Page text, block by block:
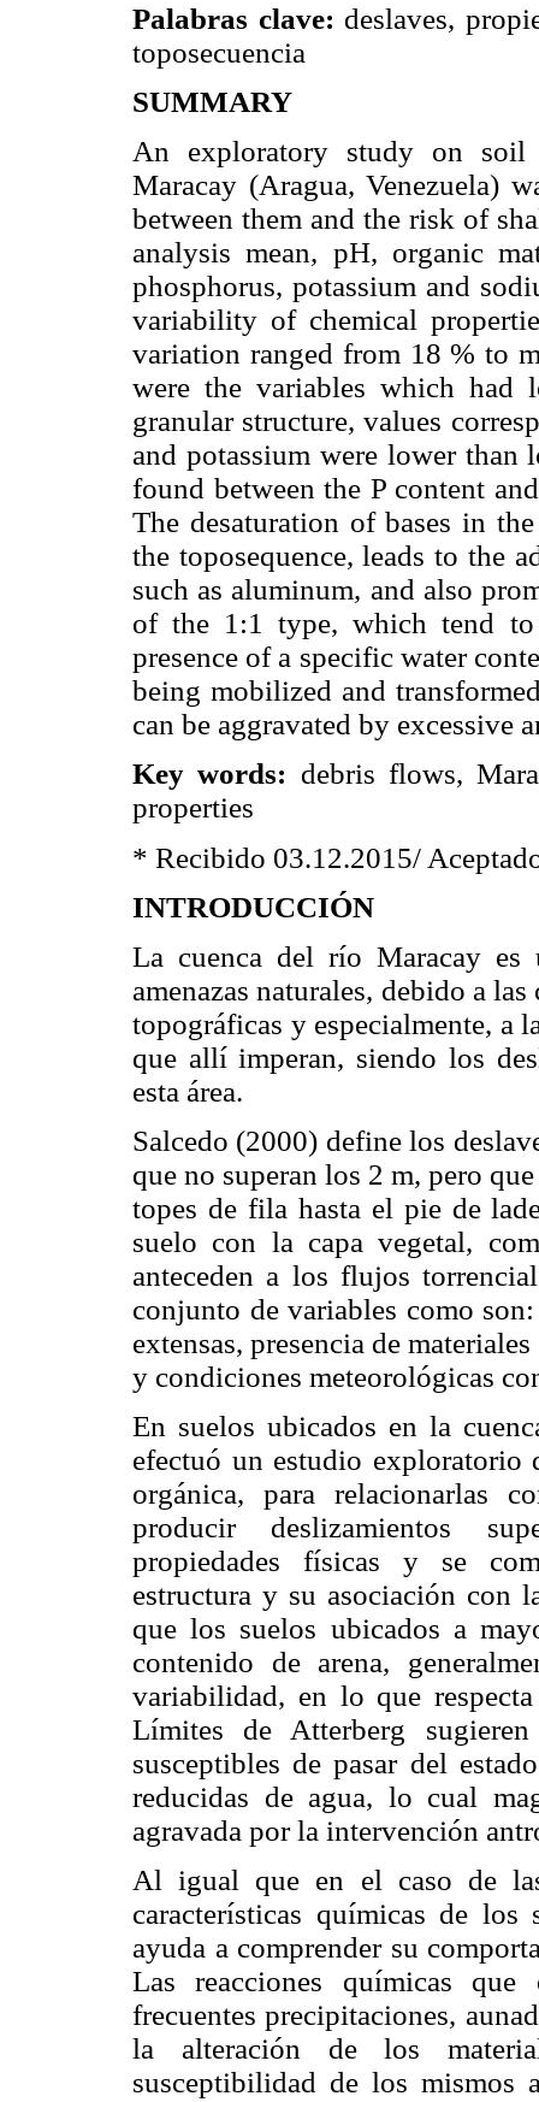
Palabras clave: deslaves,
toposecuencia
SUMMARY
An exploratory study on soil
Maracay (Aragua, Venezuela)
between them and the risk of
analysis mean, pH, organic
phosphorus, potassium and
variability of chemical
variation ranged from 18 % to
were the variables which
granular structure, values
and potassium were lower
found between the P content
The desaturation of bases in
the toposequence, leads to the
such as aluminum, and also
of the 1:1 type, which tend
presence of a specific water
being mobilized and
can be aggravated by excessive
Key words: debris flows,
properties
* Recibido 03.12.2015/
INTRODUCCIÓN
La cuenca del río Maracay es
amenazas naturales, debido a
topográficas y especialmente, a
que allí imperan, siendo los
esta área.
Salcedo (2000) define los
que no superan los 2 m, pero
topes de fila hasta el pie de
suelo con la capa vegetal,
anteceden a los flujos
conjunto de variables como
extensas, presencia de
y condiciones meteorológicas
En suelos ubicados en la
efectuó un estudio exploratorio
orgánica, para relacionarlas
producir deslizamientos
propiedades físicas y se
estructura y su asociación con
que los suelos ubicados a
contenido de arena,
variabilidad, en lo que
Límites de Atterberg
susceptibles de pasar del
reducidas de agua, lo cual
agravada por la intervención
Al igual que en el caso de
características químicas de
ayuda a comprender su
Las reacciones químicas
frecuentes precipitaciones,
la alteración de los
susceptibilidad de los mismos